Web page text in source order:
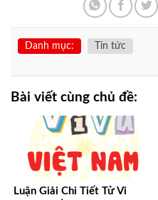
Danh mục: Tin tức
Bài viết cùng chủ đề:
Luận Giải Chi Tiết Tử Vi